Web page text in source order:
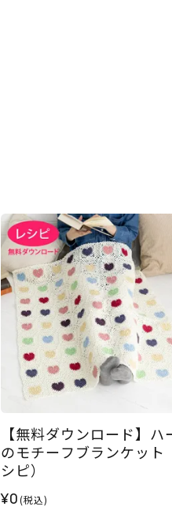
【無料ダウンロード】ハ
のモチーフブランケット
シピ）
¥0(税込)